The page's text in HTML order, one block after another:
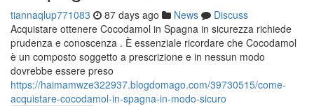
tiannaqlup771083 87 days ago News
Discuss
Acquistare ottenere Cocodamol in Spagna in sicurezza richiede
prudenza e conoscenza . È essenziale ricordare che Cocodamol
è un composto soggetto a prescrizione e in nessun modo
dovrebbe essere preso
https://haimamwze322937.blogdomago.com/39730515/come-
acquistare-cocodamol-in-spagna-in-modo-sicuro